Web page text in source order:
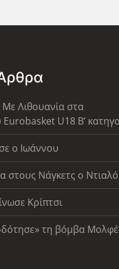
Λιθουανία στα
U18 Β’
ο Ιωάννου
στους Νάγκετς ο Ντιαλό
Κρίπτσι
τη βόμβα